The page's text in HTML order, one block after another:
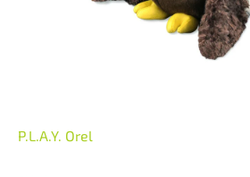
P.L.A.Y. Orel